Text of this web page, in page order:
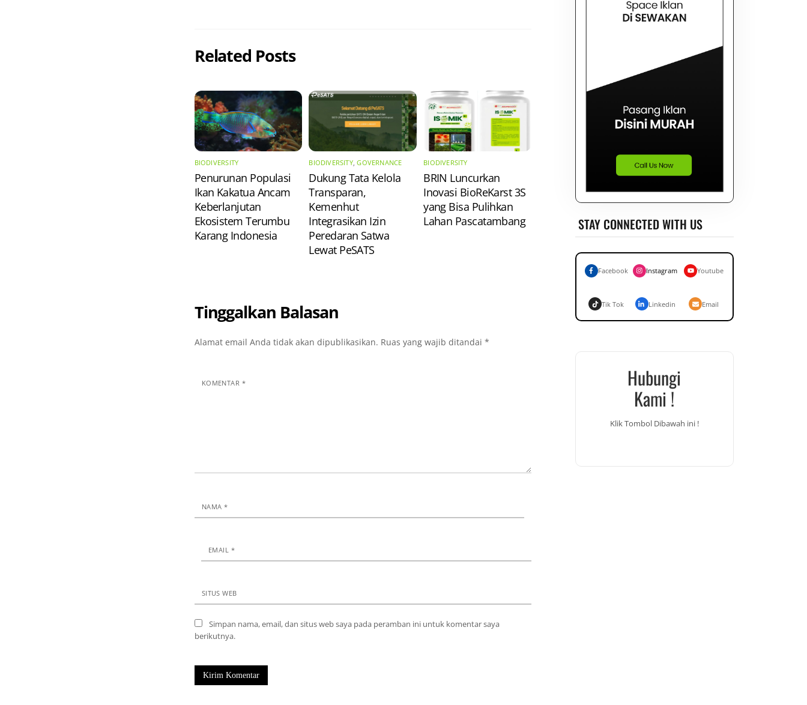
Related Posts
BIODIVERSITY
Penurunan Populasi
Ikan Kakatua Ancam
Keberlanjutan
Ekosistem Terumbu
Karang Indonesia
BIODIVERSITY,GOVERNANCE
Dukung Tata Kelola
Transparan,
Kemenhut
Integrasikan Izin
Peredaran Satwa
Lewat PeSATS
BIODIVERSITY
​BRIN Luncurkan
Inovasi BioReKarst 3S
yang Bisa Pulihkan
Lahan Pascatambang
Tinggalkan Balasan
Alamat email Anda tidak akan dipublikasikan. Ruas yang wajib ditandai *
KOMENTAR *
NAMA *
EMAIL *
SITUS WEB
Simpan nama, email, dan situs web saya pada peramban ini untuk komentar saya
berikutnya.
STAY CONNECTED WITH US
Facebook Instagram Youtube
Tik Tok Linkedin Email
Hubungi
Kami !
Klik Tombol Dibawah ini !